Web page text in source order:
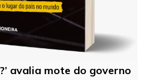
avalia mote do governo